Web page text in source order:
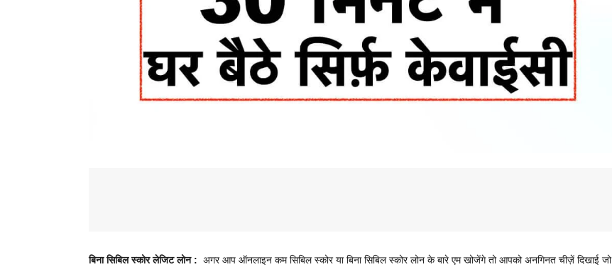
बिना सिबिल स्कोर लेजिट लोन : अगर आप ऑनलाइन कम सिबिल स्कोर या बिना सिबिल स्कोर लोन के बारे एम खोजेंगे तो आपको अनगिनत चीज़ें दिखाई जो